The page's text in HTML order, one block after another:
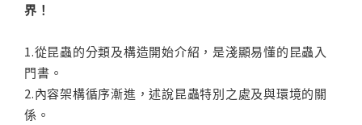
界！
1.從昆蟲的分類及構造開始介紹，是淺顯易懂的昆蟲入
門書。
2.內容架構循序漸進，述說昆蟲特別之處及與環境的關
係。